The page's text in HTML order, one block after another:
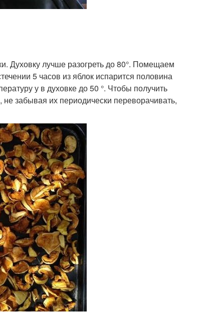
Духовку лучше разогреть до 80°. Помещаем
5 часов из яблок испарится половина
у в духовке до 50 °. Чтобы получить
забывая их периодически переворачивать,